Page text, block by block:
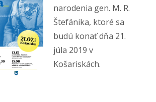
narodenia gen. M. R.
Štefánika, ktoré sa
budú konať dňa 21.
júla 2019 v
Košariskách.